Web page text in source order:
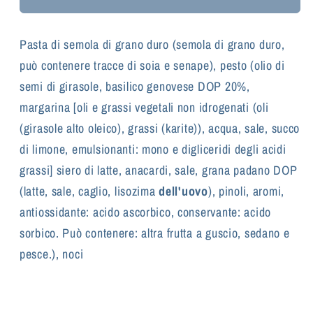
Pasta di semola di grano duro (semola di grano duro,
può contenere tracce di soia e senape), pesto (olio di
semi di girasole, basilico genovese DOP 20%,
margarina [oli e grassi vegetali non idrogenati (oli
(girasole alto oleico), grassi (karite)), acqua, sale, succo
di limone, emulsionanti: mono e digliceridi degli acidi
grassi] siero di latte, anacardi, sale, grana padano DOP
(latte, sale, caglio, lisozimadell'uovo), pinoli, aromi,
antiossidante: acido ascorbico, conservante: acido
sorbico. Può contenere: altra frutta a guscio, sedano e
pesce.), noci